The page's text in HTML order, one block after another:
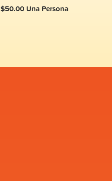
$50.00 Una Persona